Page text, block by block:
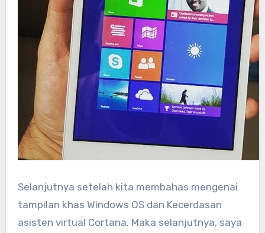
Selanjutnya setelah kita membahas mengenai
tampilan khas Windows OS dan Kecerdasan
asisten virtual Cortana. Maka selanjutnya, saya